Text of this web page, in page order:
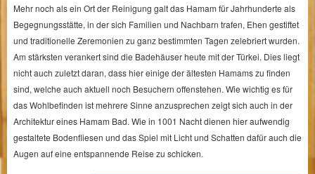
Mehr noch als ein Ort der Reinigung galt das Hamam für Jahrhunderte als
Begegnungsstätte, in der sich Familien und Nachbarn trafen, Ehen gestiftet
und traditionelle Zeremonien zu ganz bestimmten Tagen zelebriert wurden.
Am stärksten verankert sind die Badehäuser heute mit der Türkei. Dies liegt
nicht auch zuletzt daran, dass hier einige der ältesten Hamams zu finden
sind, welche auch aktuell noch Besuchern offenstehen. Wie wichtig es für
das Wohlbefinden ist mehrere Sinne anzusprechen zeigt sich auch in der
Architektur eines Hamam Bad. Wie in 1001 Nacht dienen hier aufwendig
gestaltete Bodenfliesen und das Spiel mit Licht und Schatten dafür auch die
Augen auf eine entspannende Reise zu schicken.